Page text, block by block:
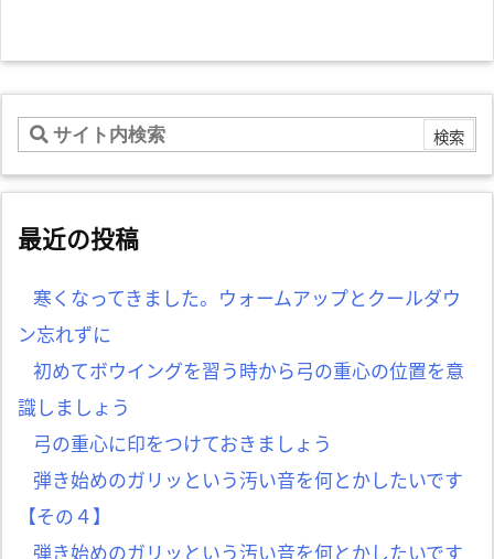
最近の投稿
寒くなってきました。ウォームアップとクールダウ
ン忘れずに
初めてボウイングを習う時から弓の重心の位置を意
識しましょう
弓の重心に印をつけておきましょう
弾き始めのガリッという汚い音を何とかしたいです
【その４】
弾き始めのガリッという汚い音を何とかしたいです